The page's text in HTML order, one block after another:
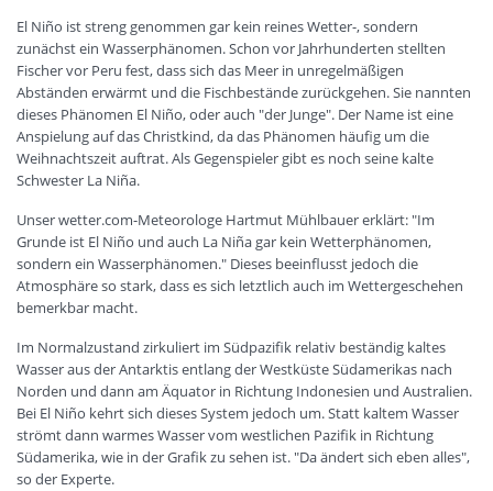
El Niño ist streng genommen gar kein reines Wetter-, sondern
zunächst ein Wasserphänomen. Schon vor Jahrhunderten stellten
Fischer vor Peru fest, dass sich das Meer in unregelmäßigen
Abständen erwärmt und die Fischbestände zurückgehen. Sie nannten
dieses Phänomen El Niño, oder auch "der Junge". Der Name ist eine
Anspielung auf das Christkind, da das Phänomen häufig um die
Weihnachtszeit auftrat. Als Gegenspieler gibt es noch seine kalte
Schwester La Niña.
Unser wetter.com-Meteorologe Hartmut Mühlbauer erklärt: "Im
Grunde ist El Niño und auch La Niña gar kein Wetterphänomen,
sondern ein Wasserphänomen." Dieses beeinflusst jedoch die
Atmosphäre so stark, dass es sich letztlich auch im Wettergeschehen
bemerkbar macht.
Im Normalzustand zirkuliert im Südpazifik relativ beständig kaltes
Wasser aus der Antarktis entlang der Westküste Südamerikas nach
Norden und dann am Äquator in Richtung Indonesien und Australien.
Bei El Niño kehrt sich dieses System jedoch um. Statt kaltem Wasser
strömt dann warmes Wasser vom westlichen Pazifik in Richtung
Südamerika, wie in der Grafik zu sehen ist. "Da ändert sich eben alles",
so der Experte.